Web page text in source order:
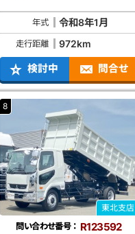
年式 令和8年1月
走行距離 972km
検討中 問合せ
8
東北支店
問い合わせ番号： R123592